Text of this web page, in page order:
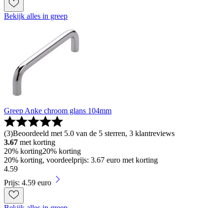
Bekijk alles in greep
Greep Anke chroom glans 104mm
(3)Beoordeeld met 5.0 van de 5 sterren, 3 klantreviews
3.67 met korting
20% korting20% korting
20% korting, voordeelprijs: 3.67 euro met korting
4.59
Prijs: 4.59 euro